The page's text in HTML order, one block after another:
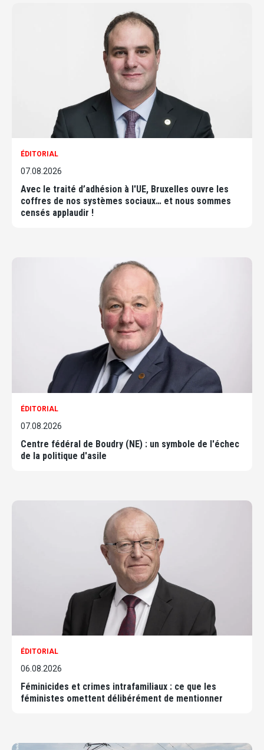
ÉDITORIAL
07.08.2026
Avec le traité d’adhésion à l'UE, Bruxelles ouvre les
coffres de nos systèmes sociaux… et nous sommes
censés applaudir !
ÉDITORIAL
07.08.2026
Centre fédéral de Boudry (NE) : un symbole de l'échec
de la politique d'asile
ÉDITORIAL
06.08.2026
Féminicides et crimes intrafamiliaux : ce que les
féministes omettent délibérément de mentionner